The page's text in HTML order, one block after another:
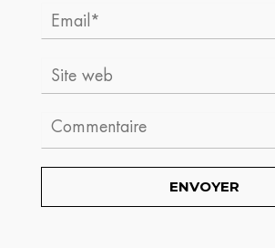
Email*
web
Comment